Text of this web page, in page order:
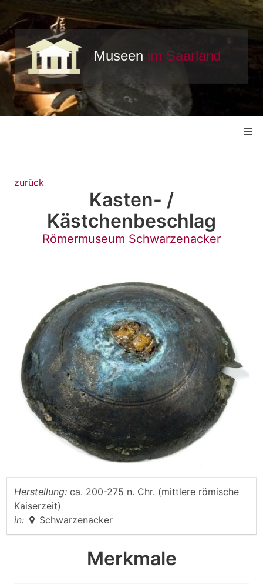
zurück
Kasten- /
Kästchenbeschlag
Römermuseum Schwarzenacker
Herstellung: ca. 200-275 n. Chr. (mittlere römische
Kaiserzeit)
in:
Schwarzenacker
Merkmale